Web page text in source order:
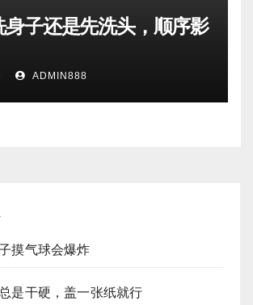
身子还是先洗头，顺序影
ADMIN888
摸气球会爆炸
是干硬，盖一张纸就行